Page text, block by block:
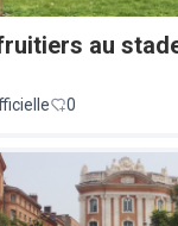
au
0